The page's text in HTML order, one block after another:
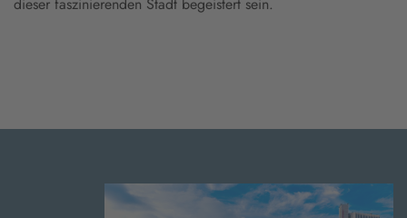
dieser faszinierenden Stadt begeistert sein.